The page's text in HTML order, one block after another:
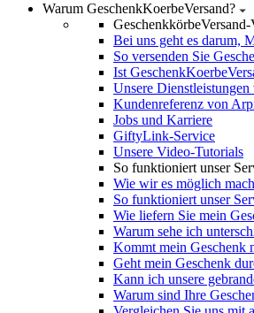
Warum GeschenkKoerbeVersand?
Bei uns geht es darum,
So versenden Sie
Ist
Unsere
Kundenreferenz von
Jobs und Karriere
GiftyLink-Service
Unsere Video-Tutorials
So funktioniert unser
Wie wir es möglich
So funktioniert unser
Wie liefern Sie mein
Warum sehe ich
Kommt mein Geschenk
Geht mein Geschenk
Kann ich unsere
Warum sind Ihre